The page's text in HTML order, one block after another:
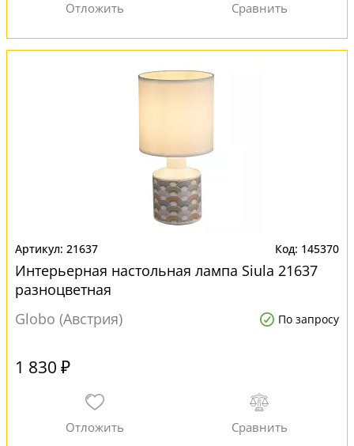
21637 145370
Интерьерная настольная лампа Siula 21637
разноцветная
Globo (Австрия)
По запросу
1 830 ₽